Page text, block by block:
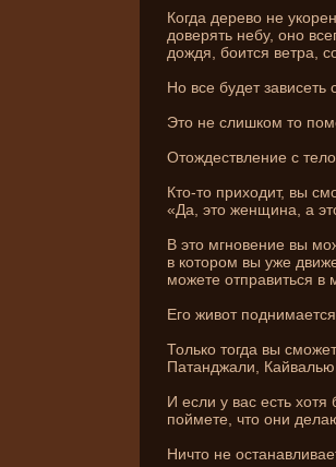
Когда де­рево не
доверять небу, оно
дождя, боится ветра,
Но все буде­т зависеть
Это не слишком то
Отожде­ствлени­е с
Кто-то приходит, вы
«Да, это женщина, а
В это мгновени­е вы
в котором вы уже
можете отправиться в
Его живот
Только тогда вы
Патанджали,
И если у вас есть
поймете, что они­
Ничто не